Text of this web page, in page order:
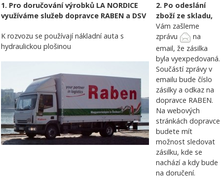
1. Pro doručování výrobků LA NORDICE
využíváme služeb dopravce RABEN a DSV
K rozvozu se používají nákladní auta s
hydraulickou plošinou
2. Po odeslání
zboží ze skladu,
Vám zašleme
zprávu
na
email, že zásilka
byla vyexpedovaná.
Součástí zprávy v
emailu bude číslo
zásilky a odkaz na
dopravce RABEN.
Na webových
stránkách dopravce
budete mít
možnost sledovat
zásilku, kde se
nachází a kdy bude
na doručení.